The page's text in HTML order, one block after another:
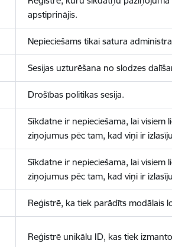
apstiprinājis.
Nepieciešams tikai satura
Sesijas uzturēšana no slodzes
Drošības politikas sesija.
Sīkdatne ir nepieciešama, lai visiem
ziņojumus pēc tam, kad viņi ir
Sīkdatne ir nepieciešama, lai visiem
ziņojumus pēc tam, kad viņi ir
Reģistrē, ka tiek parādīts modālais
Reģistrē unikālu ID, kas tiek